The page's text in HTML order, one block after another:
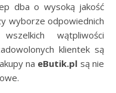
dba o wysoką jakość
wyborze odpowiednich
wątpliwości
klientek są
na eButik.pl są nie